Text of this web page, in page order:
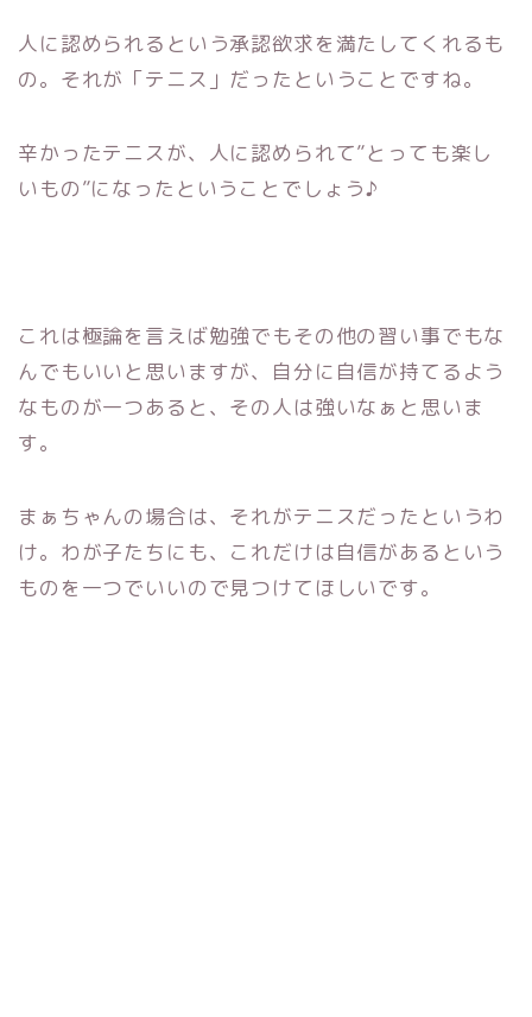
人に認められるという承認欲求を満たしてくれるも
の。それが「テニス」だったということですね。
辛かったテニスが、人に認められて”とっても楽し
いもの”になったということでしょう♪
これは極論を言えば勉強でもその他の習い事でもな
んでもいいと思いますが、自分に自信が持てるよう
なものが一つあると、その人は強いなぁと思いま
す。
まぁちゃんの場合は、それがテニスだったというわ
け。わが子たちにも、これだけは自信があるという
ものを一つでいいので見つけてほしいです。